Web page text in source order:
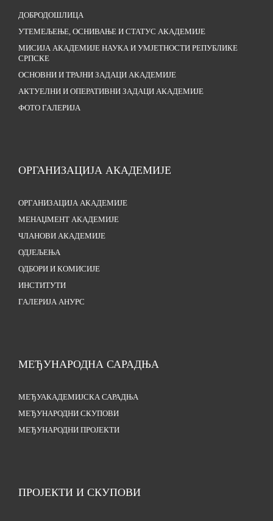
ДОБРОДОШЛИЦА
УТЕМЕЉЕЊЕ, ОСНИВАЊЕ И СТАТУС АКАДЕМИЈЕ
МИСИЈА АКАДЕМИЈЕ НАУКА И УМЈЕТНОСТИ РЕПУБЛИКЕ
СРПСКЕ
ОСНОВНИ И ТРАЈНИ ЗАДАЦИ АКАДЕМИЈЕ
АКТУЕЛНИ И ОПЕРАТИВНИ ЗАДАЦИ АКАДЕМИЈЕ
ФОТО ГАЛЕРИЈА
ОРГАНИЗАЦИЈА АКАДЕМИЈЕ
ОРГАНИЗАЦИЈА АКАДЕМИЈЕ
МЕНАЏМЕНТ АКАДЕМИЈЕ
ЧЛАНОВИ АКАДЕМИЈЕ
ОДЈЕЉЕЊА
ОДБОРИ И КОМИСИЈЕ
ИНСТИТУТИ
ГАЛЕРИЈА АНУРС
МЕЂУНАРОДНА САРАДЊА
МЕЂУАКАДЕМИЈСКА САРАДЊА
МЕЂУНАРОДНИ СКУПОВИ
МЕЂУНАРОДНИ ПРОЈЕКТИ
ПРОЈЕКТИ И СКУПОВИ